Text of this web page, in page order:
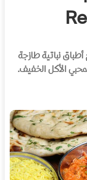
نباتية طازجة
الأكل الخفيف.